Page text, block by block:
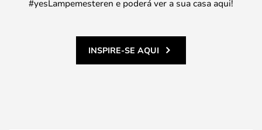
#yesLampemesteren e poderá ver a sua casa aqui!
INSPIRE-SE AQUI